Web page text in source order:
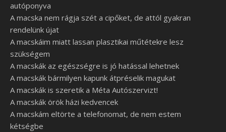
autóponyva
A macska nem rágja szét a cipőket, de attól gyakran
rendelünk újat
A macskáim miatt lassan plasztikai műtétekre lesz
szükségem
A macskák az egészségre is jó hatással lehetnek
A macskák bármilyen kapunk átpréselik magukat
A macskák is szeretik a Méta Autószervizt!
A macskák örök házi kedvencek
A macskám eltörte a telefonomat, de nem estem
kétségbe